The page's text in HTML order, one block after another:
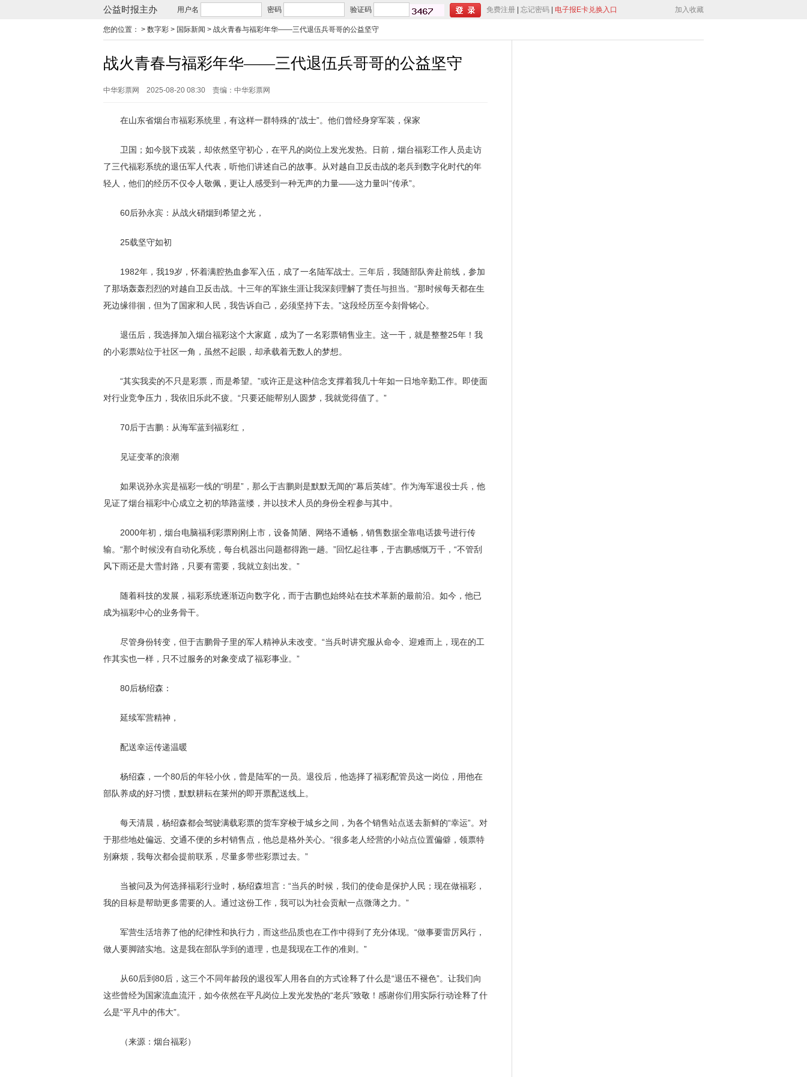
公益时报主办 用户名 密码 验证码 免费注册 忘记密码 电子报E卡兑换入口 加入收藏
您的位置： > 数字彩 > 国际新闻 > 战火青春与福彩年华——三代退伍兵哥哥的公益坚守
战火青春与福彩年华——三代退伍兵哥哥的公益坚守
中华彩票网 2025-08-20 08:30 责编：中华彩票网
在山东省烟台市福彩系统里，有这样一群特殊的“战士”。他们曾经身穿军装，保家
卫国；如今脱下戎装，却依然坚守初心，在平凡的岗位上发光发热。日前，烟台福彩工作人员走访
了三代福彩系统的退伍军人代表，听他们讲述自己的故事。从对越自卫反击战的老兵到数字化时代的年
轻人，他们的经历不仅令人敬佩，更让人感受到一种无声的力量——这力量叫“传承”。
60后孙永宾：从战火硝烟到希望之光，
25载坚守如初
1982年，我19岁，怀着满腔热血参军入伍，成了一名陆军战士。三年后，我随部队奔赴前线，参加
了那场轰轰烈烈的对越自卫反击战。十三年的军旅生涯让我深刻理解了责任与担当。“那时候每天都在生
死边缘徘徊，但为了国家和人民，我告诉自己，必须坚持下去。”这段经历至今刻骨铭心。
退伍后，我选择加入烟台福彩这个大家庭，成为了一名彩票销售业主。这一干，就是整整25年！我
的小彩票站位于社区一角，虽然不起眼，却承载着无数人的梦想。
“其实我卖的不只是彩票，而是希望。”或许正是这种信念支撑着我几十年如一日地辛勤工作。即使面
对行业竞争压力，我依旧乐此不疲。“只要还能帮别人圆梦，我就觉得值了。”
70后于吉鹏：从海军蓝到福彩红，
见证变革的浪潮
如果说孙永宾是福彩一线的“明星”，那么于吉鹏则是默默无闻的“幕后英雄”。作为海军退役士兵，他
见证了烟台福彩中心成立之初的筚路蓝缕，并以技术人员的身份全程参与其中。
2000年初，烟台电脑福利彩票刚刚上市，设备简陋、网络不通畅，销售数据全靠电话拨号进行传
输。“那个时候没有自动化系统，每台机器出问题都得跑一趟。”回忆起往事，于吉鹏感慨万千，“不管刮
风下雨还是大雪封路，只要有需要，我就立刻出发。”
随着科技的发展，福彩系统逐渐迈向数字化，而于吉鹏也始终站在技术革新的最前沿。如今，他已
成为福彩中心的业务骨干。
尽管身份转变，但于吉鹏骨子里的军人精神从未改变。“当兵时讲究服从命令、迎难而上，现在的工
作其实也一样，只不过服务的对象变成了福彩事业。”
80后杨绍森：
延续军营精神，
配送幸运传递温暖
杨绍森，一个80后的年轻小伙，曾是陆军的一员。退役后，他选择了福彩配管员这一岗位，用他在
部队养成的好习惯，默默耕耘在莱州的即开票配送线上。
每天清晨，杨绍森都会驾驶满载彩票的货车穿梭于城乡之间，为各个销售站点送去新鲜的“幸运”。对
于那些地处偏远、交通不便的乡村销售点，他总是格外关心。“很多老人经营的小站点位置偏僻，领票特
别麻烦，我每次都会提前联系，尽量多带些彩票过去。”
当被问及为何选择福彩行业时，杨绍森坦言：“当兵的时候，我们的使命是保护人民；现在做福彩，
我的目标是帮助更多需要的人。通过这份工作，我可以为社会贡献一点微薄之力。”
军营生活培养了他的纪律性和执行力，而这些品质也在工作中得到了充分体现。“做事要雷厉风行，
做人要脚踏实地。这是我在部队学到的道理，也是我现在工作的准则。”
从60后到80后，这三个不同年龄段的退役军人用各自的方式诠释了什么是“退伍不褪色”。让我们向
这些曾经为国家流血流汗，如今依然在平凡岗位上发光发热的“老兵”致敬！感谢你们用实际行动诠释了什
么是“平凡中的伟大”。
（来源：烟台福彩）